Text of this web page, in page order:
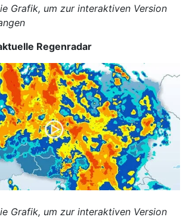
Grafik, um zur interaktiven Version
Regenradar
Grafik, um zur interaktiven Version